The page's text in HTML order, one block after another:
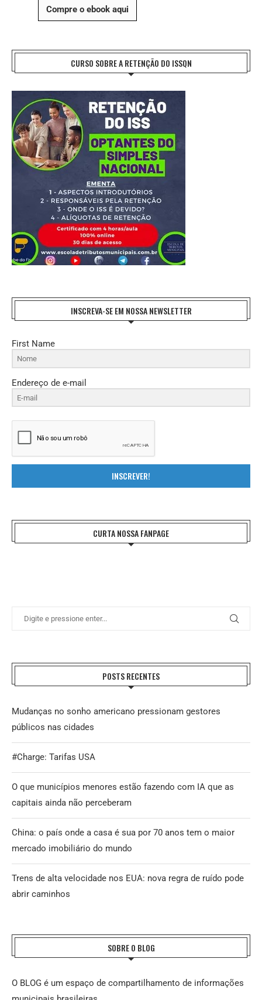
Compre o ebook aqui
CURSO SOBRE A RETENÇÃO DO ISSQN
INSCREVA-SE EM NOSSA NEWSLETTER
First Name
Endereço de e-mail
INSCREVER!
CURTA NOSSA FANPAGE
POSTS RECENTES
Mudanças no sonho americano pressionam gestores
públicos nas cidades
#Charge: Tarifas USA
O que municípios menores estão fazendo com IA que as
capitais ainda não perceberam
China: o país onde a casa é sua por 70 anos tem o maior
mercado imobiliário do mundo
Trens de alta velocidade nos EUA: nova regra de ruído pode
abrir caminhos
SOBRE O BLOG
O BLOG é um espaço de compartilhamento de informações